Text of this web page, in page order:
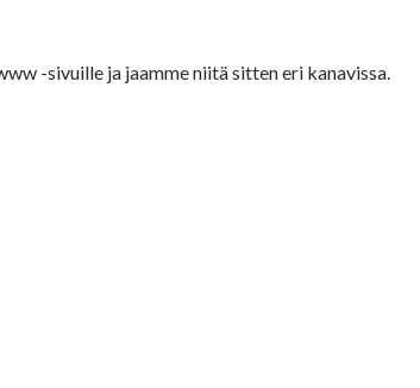
-sivuille ja jaamme niitä sitten eri kanavissa.